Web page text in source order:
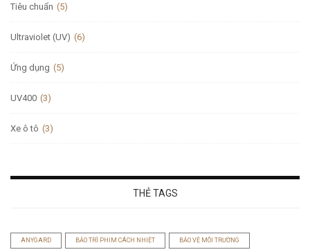
Tiêu chuẩn (5)
Ultraviolet (UV) (6)
Ứng dụng (5)
UV400 (3)
Xe ô tô (3)
THẺ TAGS
ANYGARD BẢO TRÌ PHIM CÁCH NHIỆT BẢO VỆ MÔI TRƯỜNG